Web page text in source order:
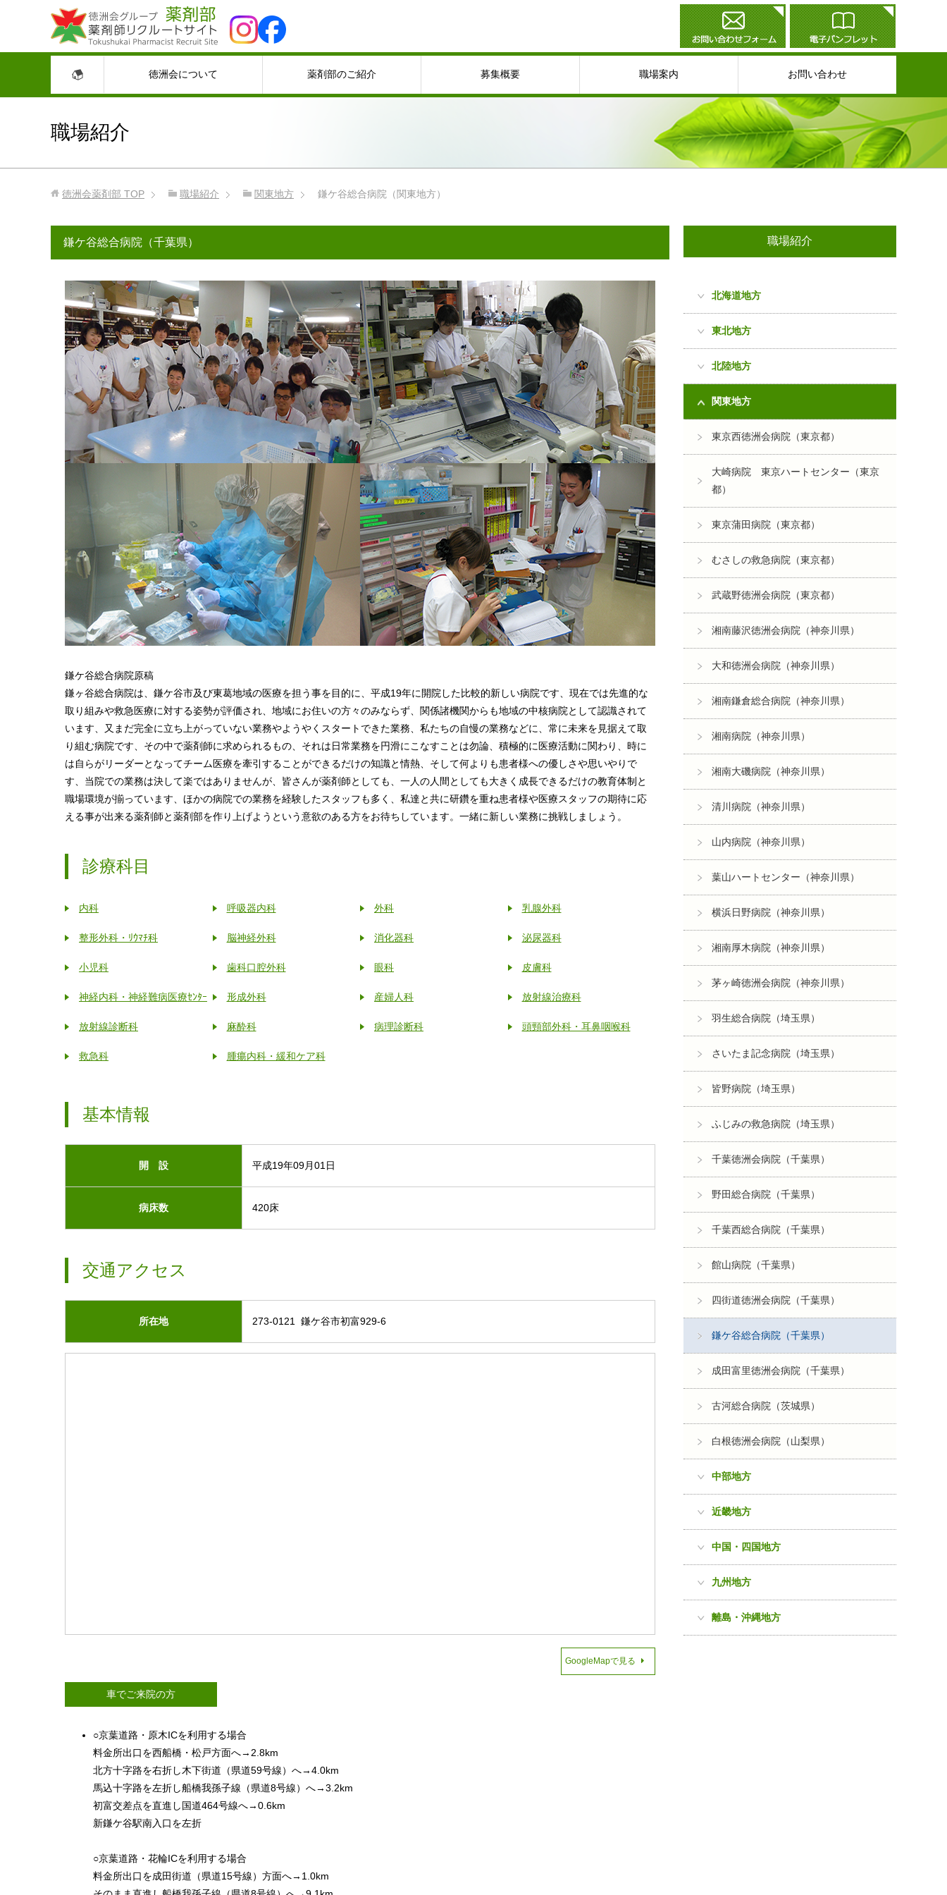
徳洲会について 薬剤部のご紹介 募集概要 職場案内 お問い合わせ
職場紹介
徳洲会薬剤部 TOP 職場紹介 関東地方 鎌ケ谷総合病院（関東地方）
鎌ケ谷総合病院（千葉県）
鎌ケ谷総合病院原稿
鎌ヶ谷総合病院は、鎌ケ谷市及び東葛地域の医療を担う事を目的に、平成19年に開院した比較的新しい病院です、現在では先進的な
取り組みや救急医療に対する姿勢が評価され、地域にお住いの方々のみならず、関係諸機関からも地域の中核病院として認識されて
います、又まだ完全に立ち上がっていない業務やようやくスタートできた業務、私たちの自慢の業務などに、常に未来を見据えて取
り組む病院です、その中で薬剤師に求められるもの、それは日常業務を円滑にこなすことは勿論、積極的に医療活動に関わり、時に
は自らがリーダーとなってチーム医療を牽引することができるだけの知識と情熱、そして何よりも患者様への優しさや思いやりで
す、当院での業務は決して楽ではありませんが、皆さんが薬剤師としても、一人の人間としても大きく成長できるだけの教育体制と
職場環境が揃っています、ほかの病院での業務を経験したスタッフも多く、私達と共に研鑽を重ね患者様や医療スタッフの期待に応
える事が出来る薬剤師と薬剤部を作り上げようという意欲のある方をお待ちしています。一緒に新しい業務に挑戦しましょう。
診療科目
内科 呼吸器内科 外科 乳腺外科
整形外科・ﾘｳﾏﾁ科 脳神経外科 消化器科 泌尿器科
小児科 歯科口腔外科 眼科 皮膚科
神経内科・神経難病医療ｾﾝﾀｰ 形成外科 産婦人科 放射線治療科
放射線診断科 麻酔科 病理診断科 頭頸部外科・耳鼻咽喉科
救急科 腫瘍内科・緩和ケア科
基本情報
開 設 平成19年09月01日
病床数 420床
交通アクセス
所在地 273-0121 鎌ケ谷市初富929-6
GoogleMapで見る
車でご来院の方
○京葉道路・原木ICを利用する場合
料金所出口を西船橋・松戸方面へ→2.8km
北方十字路を右折し木下街道（県道59号線）へ→4.0km
馬込十字路を左折し船橋我孫子線（県道8号線）へ→3.2km
初富交差点を直進し国道464号線へ→0.6km
新鎌ケ谷駅南入口を左折
○京葉道路・花輪ICを利用する場合
料金所出口を成田街道（県道15号線）方面へ→1.0km
職場紹介
北海道地方
東北地方
北陸地方
関東地方
東京西徳洲会病院（東京都）
大崎病院 東京ハートセンター（東京
都）
東京蒲田病院（東京都）
むさしの救急病院（東京都）
武蔵野徳洲会病院（東京都）
湘南藤沢徳洲会病院（神奈川県）
大和徳洲会病院（神奈川県）
湘南鎌倉総合病院（神奈川県）
湘南病院（神奈川県）
湘南大磯病院（神奈川県）
清川病院（神奈川県）
山内病院（神奈川県）
葉山ハートセンター（神奈川県）
横浜日野病院（神奈川県）
湘南厚木病院（神奈川県）
茅ヶ崎徳洲会病院（神奈川県）
羽生総合病院（埼玉県）
さいたま記念病院（埼玉県）
皆野病院（埼玉県）
ふじみの救急病院（埼玉県）
千葉徳洲会病院（千葉県）
野田総合病院（千葉県）
千葉西総合病院（千葉県）
館山病院（千葉県）
四街道徳洲会病院（千葉県）
鎌ケ谷総合病院（千葉県）
成田富里徳洲会病院（千葉県）
古河総合病院（茨城県）
白根徳洲会病院（山梨県）
中部地方
近畿地方
中国・四国地方
九州地方
離島・沖縄地方